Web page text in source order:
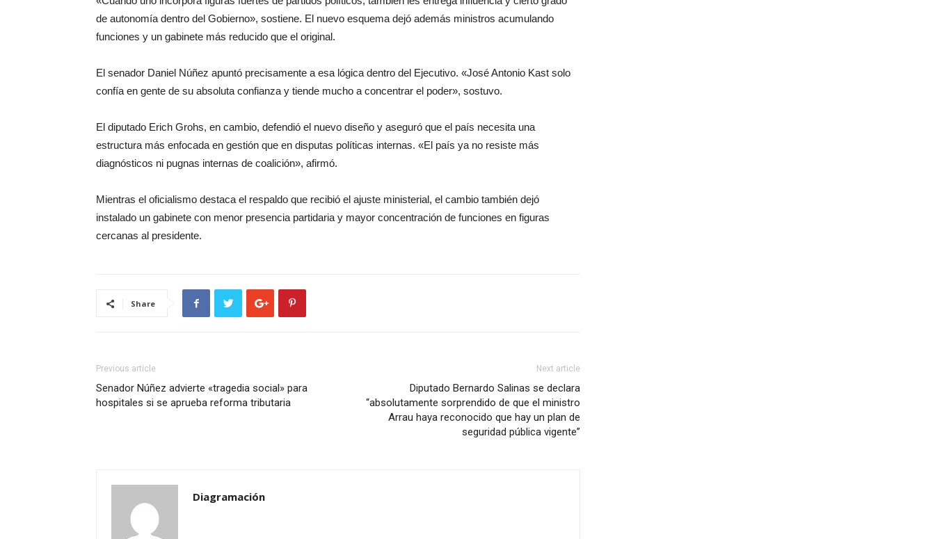
de autonomía dentro del Gobierno», sostiene. El nuevo esquema dejó además ministros acumulando
funciones y un gabinete más reducido que el original.
El senador Daniel Núñez apuntó precisamente a esa lógica dentro del Ejecutivo. «José Antonio Kast solo
confía en gente de su absoluta confianza y tiende mucho a concentrar el poder», sostuvo.
El diputado Erich Grohs, en cambio, defendió el nuevo diseño y aseguró que el país necesita una
estructura más enfocada en gestión que en disputas políticas internas. «El país ya no resiste más
diagnósticos ni pugnas internas de coalición», afirmó.
Mientras el oficialismo destaca el respaldo que recibió el ajuste ministerial, el cambio también dejó
instalado un gabinete con menor presencia partidaria y mayor concentración de funciones en figuras
cercanas al presidente.
Share
Previous article
Senador Núñez advierte «tragedia social» para
hospitales si se aprueba reforma tributaria
Next article
Diputado Bernardo Salinas se declara
“absolutamente sorprendido de que el ministro
Arrau haya reconocido que hay un plan de
seguridad pública vigente”
Diagramación